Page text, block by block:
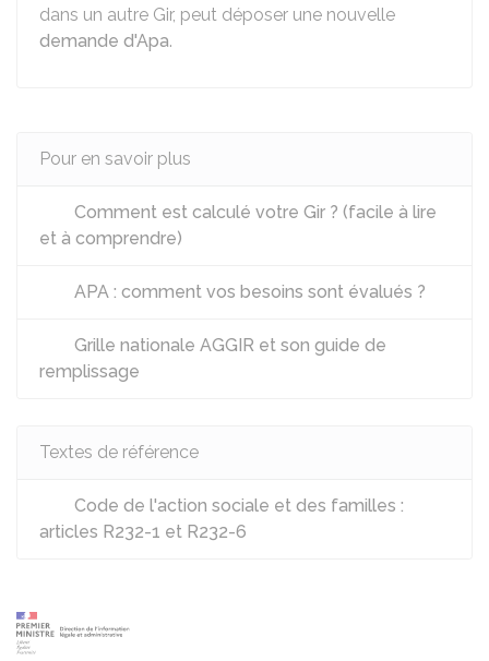
dans un autre Gir, peut déposer une nouvelle
demande d'Apa.
Pour en savoir plus
Comment est calculé votre Gir ? (facile à lire
et à comprendre)
APA : comment vos besoins sont évalués ?
Grille nationale AGGIR et son guide de
remplissage
Textes de référence
Code de l'action sociale et des familles :
articles R232-1 et R232-6